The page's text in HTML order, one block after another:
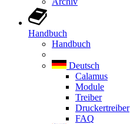
Handbuch
Handbuch
Deutsch
Calamus
Module
Treiber
Druckertreiber
FAQ